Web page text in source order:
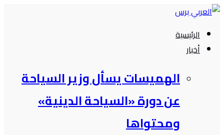
التجاوز
المحتوىالرئيسية
أخبار
الهميسات يسأل وزير السياحة
عن دورة «السياحة الدينية»
ومحتواها